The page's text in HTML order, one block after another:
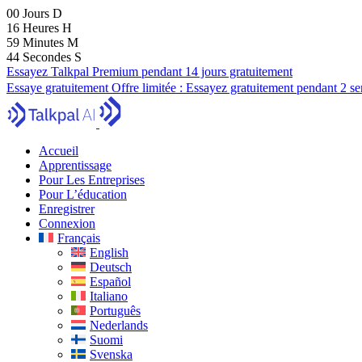
00 Jours D
16 Heures H
59 Minutes M
42 Secondes S
Essayez Talkpal Premium pendant 14 jours gratuitement
Essaye gratuitement Offre limitée : Essayez gratuitement pendant 2
Accueil
Apprentissage
Pour Les Entreprises
Pour L’éducation
Enregistrer
Connexion
Français
English
Deutsch
Español
Italiano
Português
Nederlands
Suomi
Svenska